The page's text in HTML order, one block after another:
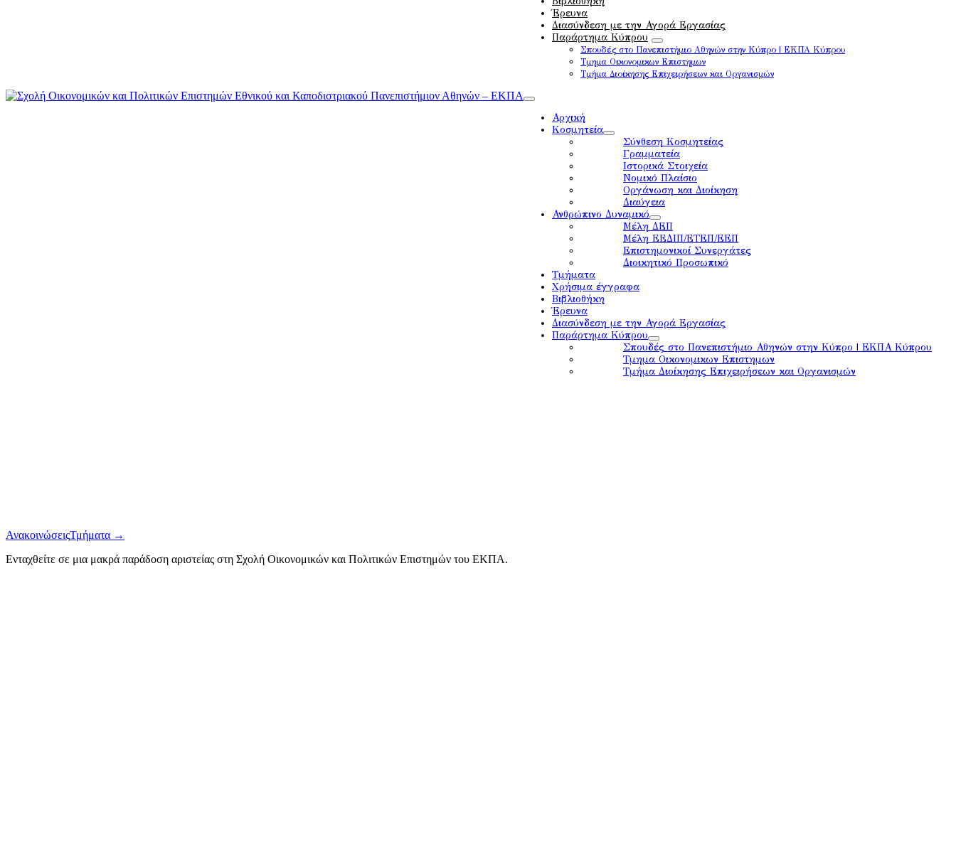
Έρευνα
Διασύνδεση με την Αγορά Εργασίας
Παράρτημα Κύπρου
Σπουδές στο Πανεπιστήμιο Αθηνών στην Κύπρο | ΕΚΠΑ Κύπρου
Τμημα Οικονομικων Επιστημων
Τμήμα Διοίκησης Επιχειρήσεων και Οργανισμών
Αρχική
Κοσμητεία
Σύνθεση Κοσμητείας
Γραμματεία
Ιστορικά Στοιχεία
Νομικό Πλαίσιο
Οργάνωση και Διοίκηση
Διαύγεια
Ανθρώπινο Δυναμικό
Μέλη ΔΕΠ
Μέλη ΕΕΔΙΠ/ΕΤΕΠ/ΕΕΠ
Επιστημονικοί Συνεργάτες
Διοικητικό Προσωπικό
Τμήματα
Χρήσιμα έγγραφα
Βιβλιοθήκη
Έρευνα
Διασύνδεση με την Αγορά Εργασίας
Παράρτημα Κύπρου
Σπουδές στο Πανεπιστήμιο Αθηνών στην Κύπρο | ΕΚΠΑ Κύπρου
Τμημα Οικονομικων Επιστημων
Τμήμα Διοίκησης Επιχειρήσεων και Οργανισμών
ΑνακοινώσειςΤμήματα →
Ενταχθείτε σε μια μακρά παράδοση αριστείας στη Σχολή Οικονομικών και Πολιτικών Επιστημών του ΕΚΠΑ.